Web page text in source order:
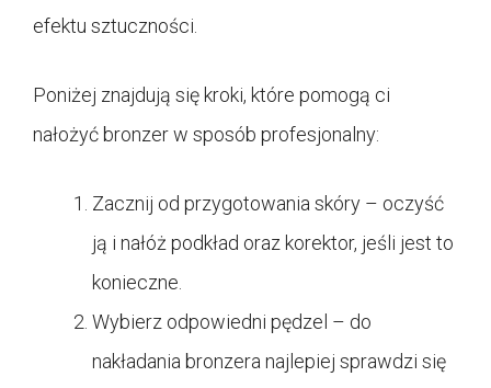
efektu sztuczności.
Poniżej znajdują się kroki, które pomogą ci
nałożyć bronzer w sposób profesjonalny:
Zacznij od przygotowania skóry – oczyść
ją i nałóż podkład oraz korektor, jeśli jest to
konieczne.
Wybierz odpowiedni pędzel – do
nakładania bronzera najlepiej sprawdzi się